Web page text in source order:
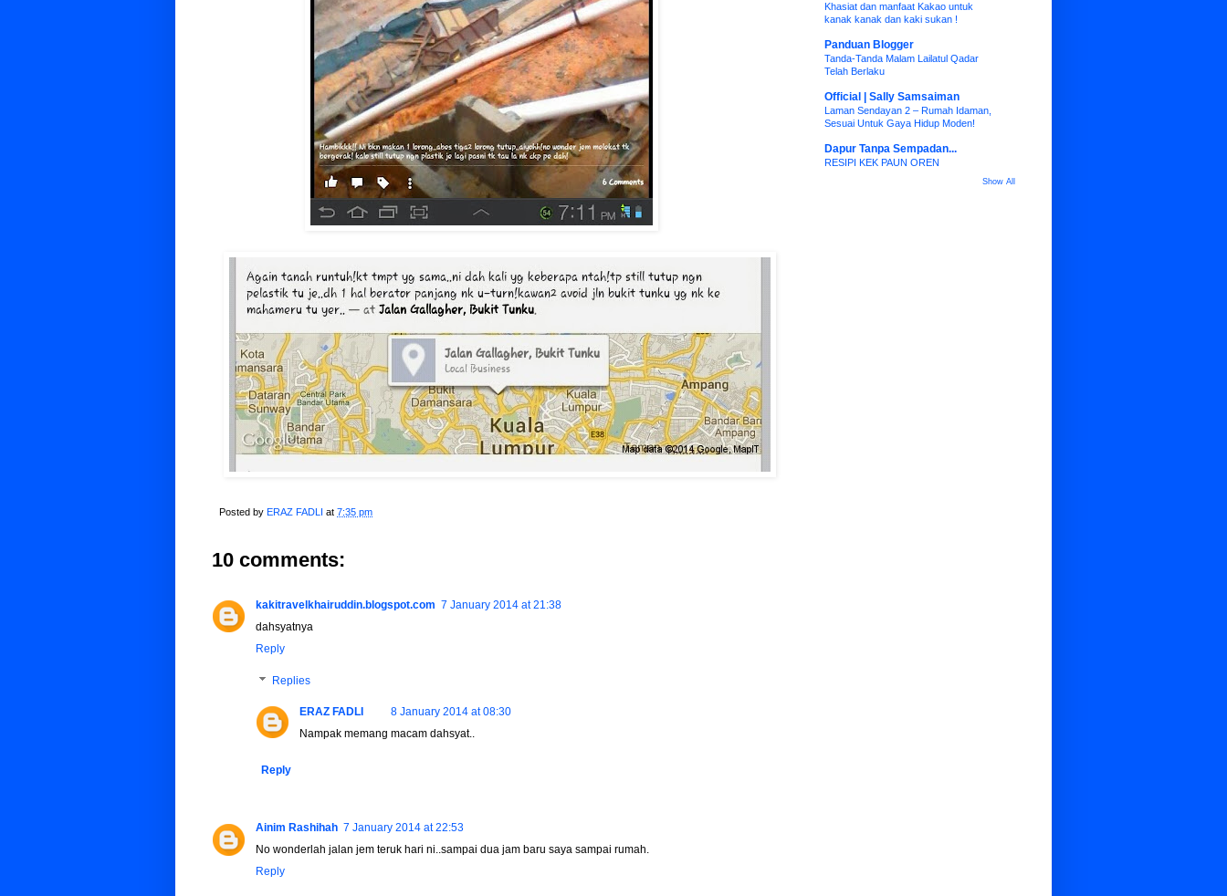
Posted by ERAZ FADLI at 7:35 pm
10 comments:
kakitravelkhairuddin.blogspot.com 7 January 2014 at 21:38
dahsyatnya
Reply
Replies
ERAZ FADLI
8 January 2014 at 08:30
Nampak memang macam dahsyat..
Reply
Ainim Rashihah 7 January 2014 at 22:53
No wonderlah jalan jem teruk hari ni..sampai dua jam baru saya sampai rumah.
Reply
Khasiat dan manfaat Kakao untuk
kanak kanak dan kaki sukan !
Panduan Blogger
Tanda-Tanda Malam Lailatul Qadar
Telah Berlaku
Official | Sally Samsaiman
Laman Sendayan 2 – Rumah Idaman,
Sesuai Untuk Gaya Hidup Moden!
Dapur Tanpa Sempadan...
RESIPI KEK PAUN OREN
Show All